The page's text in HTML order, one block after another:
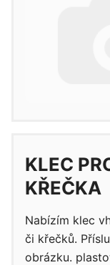
KLEC
KŘEČKA
Nabízím klec
či křečků.
obrázku.